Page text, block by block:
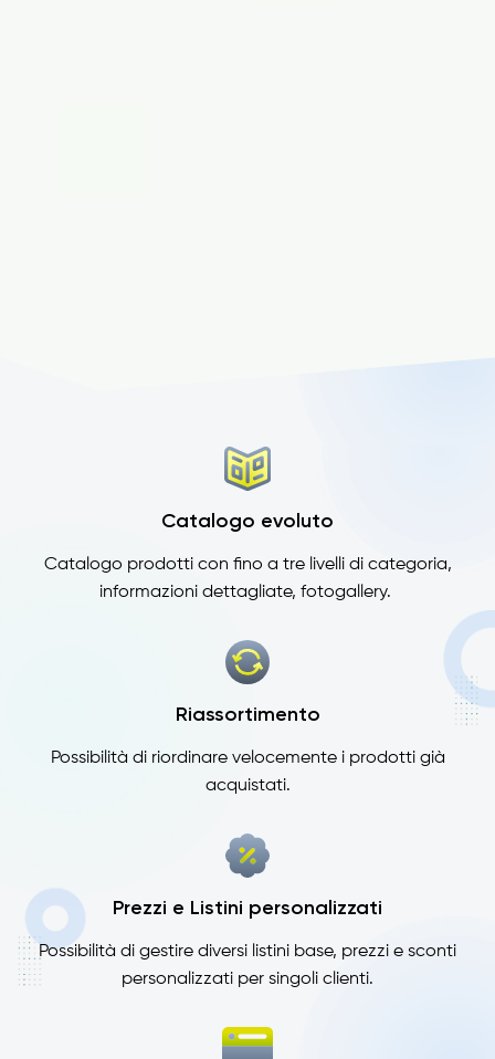
Catalogo evoluto
Catalogo prodotti con fino a tre livelli di categoria,
informazioni dettagliate, fotogallery.
Riassortimento
Possibilità di riordinare velocemente i prodotti già
acquistati.
Prezzi e Listini personalizzati
Possibilità di gestire diversi listini base, prezzi e sconti
personalizzati per singoli clienti.